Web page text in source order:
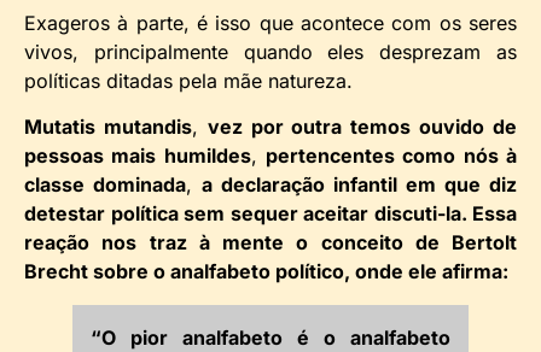
Exageros à parte, é isso que acontece com os seres
vivos, principalmente quando eles desprezam as
políticas ditadas pela mãe natureza.
Mutatis mutandis, vez por outra temos ouvido de
pessoas mais humildes, pertencentes como nós à
classe dominada, a declaração infantil em que diz
detestar política sem sequer aceitar discuti-la. Essa
reação nos traz à mente o conceito de Bertolt
Brecht sobre o analfabeto político, onde ele afirma:
“O pior analfabeto é o analfabeto